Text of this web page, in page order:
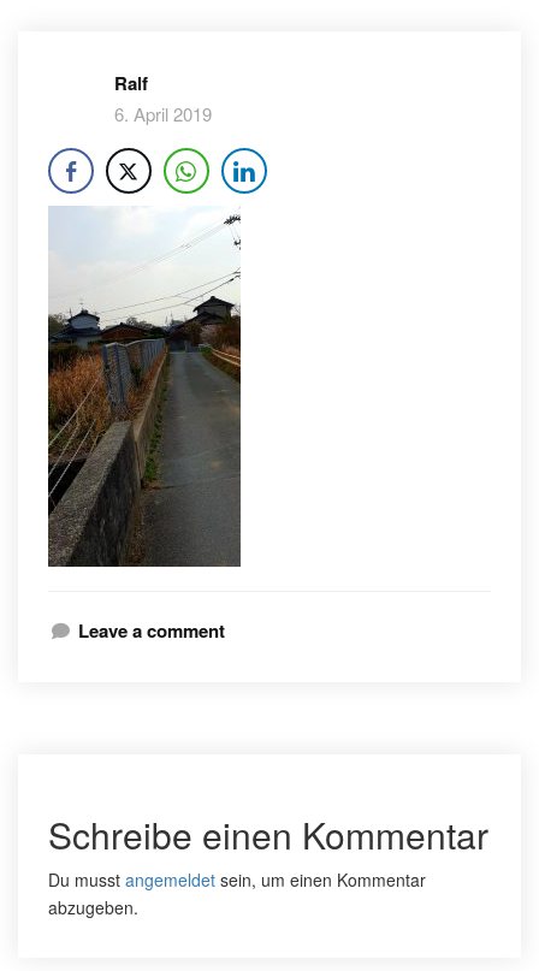
Ralf
6. April 2019
Leave a comment
Schreibe einen Kommentar
Du musst angemeldet sein, um einen Kommentar
abzugeben.